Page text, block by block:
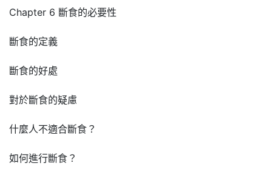
Chapter 6 斷食的必要性
斷食的定義
斷食的好處
對於斷食的疑慮
什麼人不適合斷食？
如何進行斷食？